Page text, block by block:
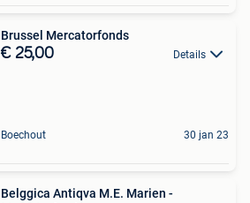
Brussel Mercatorfonds
€ 25,00 Details
Boechout 30 jan 23
Belggica Antiqva M.E. Marien -